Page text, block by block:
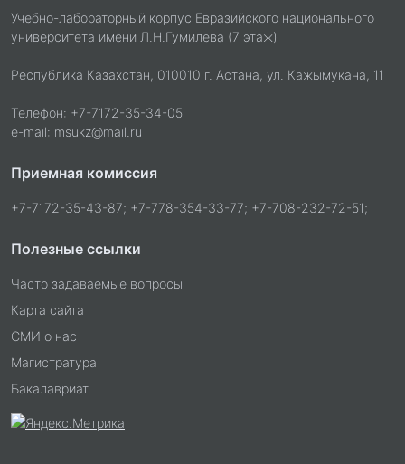
Учебно-лабораторный корпус Евразийского национального
университета имени Л.Н.Гумилева (7 этаж)
Республика Казахстан, 010010 г. Астана, ул. Кажымукана, 11
Телефон: +7-7172-35-34-05
e-mail: msukz@mail.ru
Приемная комиссия
+7-7172-35-43-87; +7-778-354-33-77; +7-708-232-72-51;
Полезные ссылки
Часто задаваемые вопросы
Карта сайта
СМИ о нас
Магистратура
Бакалавриат